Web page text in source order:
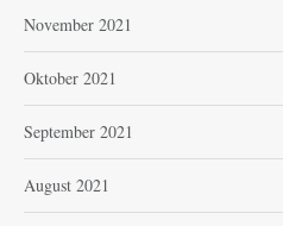
November 2021
Oktober 2021
September 2021
August 2021